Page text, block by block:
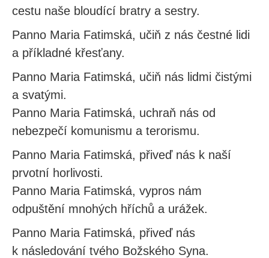
cestu naše bloudící bratry a sestry.
Panno Maria Fatimská, učiň z nás čestné lidi
a příkladné křesťany.
Panno Maria Fatimská, učiň nás lidmi čistými
a svatými.
Panno Maria Fatimská, uchraň nás od
nebezpečí komunismu a terorismu.
Panno Maria Fatimská, přiveď nás k naší
prvotní horlivosti.
Panno Maria Fatimská, vypros nám
odpuštění mnohých hříchů a urážek.
Panno Maria Fatimská, přiveď nás
k následování tvého Božského Syna.